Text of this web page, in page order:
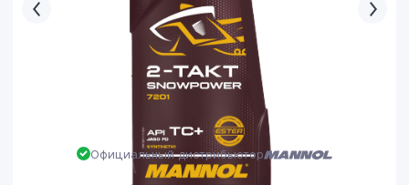
Официальный дистрибьютор